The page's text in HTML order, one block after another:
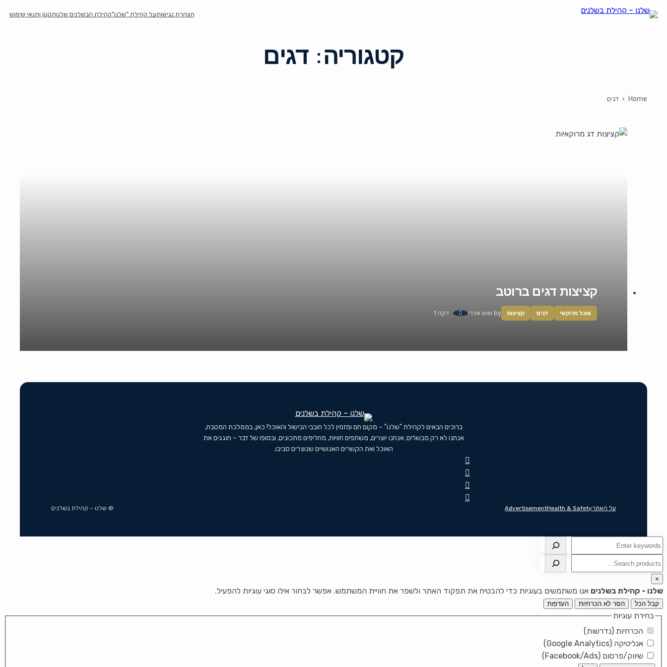
הצהרת נגישותעל קהילת "שלנו"קהילת הבשלנים שלנותקנון ותנאי שימוש
קטגוריה:דגים
Home
› דגים
קציצות דגים ברוטב
אוכל מרוקאי דגים קציצות by שוש אדרי דקה 1
ברוכים הבאים לקהילת "שלנו" – מקום חם ומזמין לכל חובבי הבישול והאוכל! כאן, בממלכת המטבח,
אנחנו לא רק מבשלים; אנחנו יוצרים, משתפים חוויות, מחליפים מתכונים, ובסופו של דבר – חוגגים את
האוכל ואת הקשרים האנושיים שנוצרים סביבו.
על האתרHealth & Safety
Advertisement © שלנו – קהילת בשלנים
חיפוש
חיפוש
×
שלנו - קהילת בשלנים אנו משתמשים בעוגיות כדי להבטיח את תפקוד האתר ולשפר את חוויית המשתמש. אפשר לבחור אילו סוגי עוגיות להפעיל.
קבל הכל הסר לא הכרחיות העדפות
בחירת עוגיות
הכרחיות (נדרשות)
אנליטיקה (Google Analytics)
שיווק/פרסום (Facebook/Ads)